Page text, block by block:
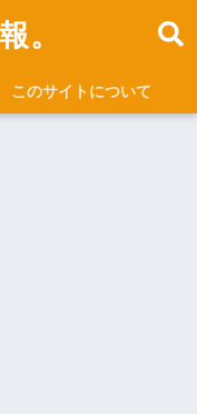
。
このサイトについて